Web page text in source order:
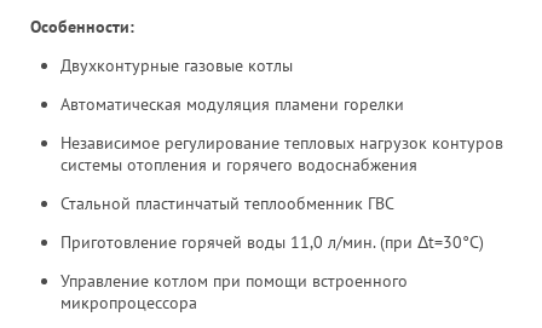
Особенности:
Двухконтурные газовые котлы
Автоматическая модуляция пламени горелки
Независимое регулирование тепловых нагрузок контуров
системы отопления и горячего водоснабжения
Стальной пластинчатый теплообменник ГВС
Приготовление горячей воды 11,0 л/мин. (при Δt=30°C)
Управление котлом при помощи встроенного
микропроцессора